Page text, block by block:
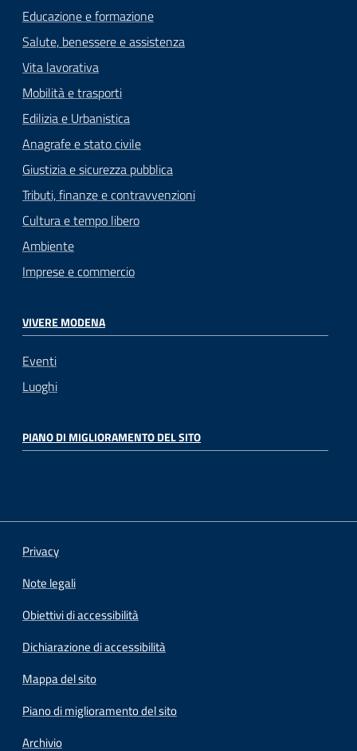
Educazione e formazione
Salute, benessere e assistenza
Vita lavorativa
Mobilità e trasporti
Edilizia e Urbanistica
Anagrafe e stato civile
Giustizia e sicurezza pubblica
Tributi, finanze e contravvenzioni
Cultura e tempo libero
Ambiente
Imprese e commercio
VIVERE MODENA
Eventi
Luoghi
PIANO DI MIGLIORAMENTO DEL SITO
Privacy
Note legali
Obiettivi di accessibilità
Dichiarazione di accessibilità
Mappa del sito
Piano di miglioramento del sito
Archivio